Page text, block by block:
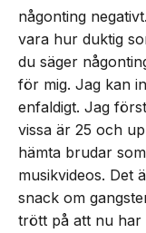
någonting
vara hur duktig
du säger
för mig. Jag kan
enfaldigt. Jag
vissa är 25 och
hämta brudar
musikvideos. Det
snack om
trött på att nu har